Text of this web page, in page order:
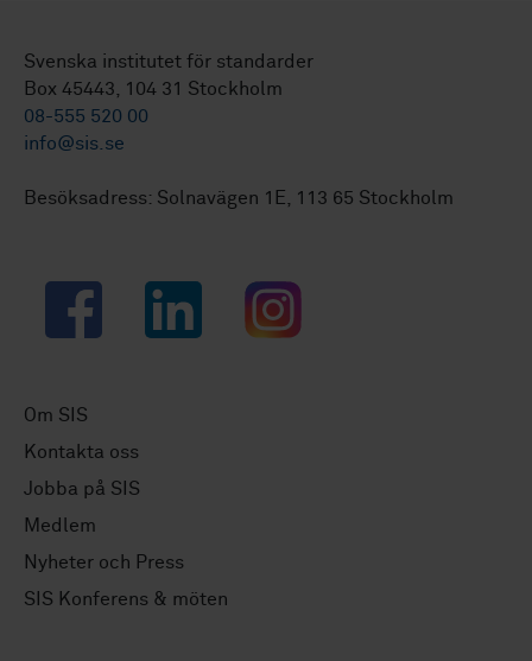
Svenska institutet för standarder
Box 45443, 104 31 Stockholm
08-555 520 00
info@sis.se
Besöksadress: Solnavägen 1E, 113 65 Stockholm
Facebook LinkedIn Instagram
Om SIS
Kontakta oss
Jobba på SIS
Medlem
Nyheter och Press
SIS Konferens & möten